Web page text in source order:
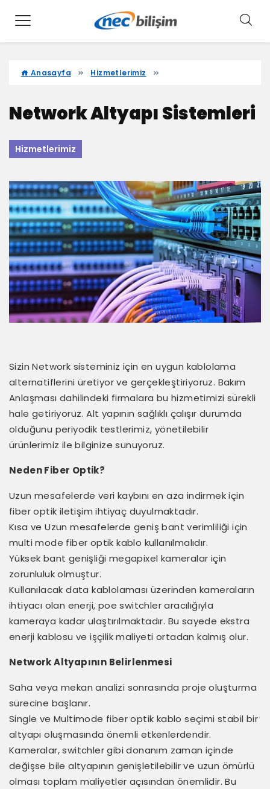
Anasayfa Hizmetlerimiz
Network Altyapı Sistemleri
Hizmetlerimiz
Sizin Network sisteminiz için en uygun kablolama
alternatiflerini üretiyor ve gerçekleştiriyoruz. Bakım
Anlaşması dahilindeki firmalara bu hizmetimizi sürekli
hale getiriyoruz. Alt yapının sağlıklı çalışır durumda
olduğunu periyodik testlerimiz, yönetilebilir
ürünlerimiz ile bilginize sunuyoruz.
Neden Fiber Optik?
Uzun mesafelerde veri kaybını en aza indirmek için
fiber optik iletişim ihtiyaç duyulmaktadır.
Kısa ve Uzun mesafelerde geniş bant verimliliği için
multi mode fiber optik kablo kullanılmalıdır.
Yüksek bant genişliği megapixel kameralar için
zorunluluk olmuştur.
Kullanılacak data kablolaması üzerinden kameraların
ihtiyacı olan enerji, poe switchler aracılığıyla
kameraya kadar ulaştırılmaktadır. Bu sayede ekstra
enerji kablosu ve işçilik maliyeti ortadan kalmış olur.
Network Altyapının Belirlenmesi
Saha veya mekan analizi sonrasında proje oluşturma
sürecine başlanır.
Single ve Multimode fiber optik kablo seçimi stabil bir
altyapı oluşmasında önemli etkenlerdendir.
Kameralar, switchler gibi donanım zaman içinde
değişse bile altyapının genişletilebilir ve uzun ömürlü
olması toplam maliyetler açısından önemlidir. Bu